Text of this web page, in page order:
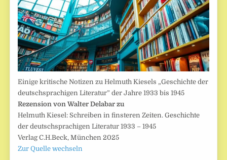
Einige kritische Notizen zu Helmuth Kiesels „Geschichte der
deutschsprachigen Literatur” der Jahre 1933 bis 1945
Rezension von Walter Delabar zu
Helmuth Kiesel: Schreiben in finsteren Zeiten. Geschichte
der deutschsprachigen Literatur 1933 – 1945
Verlag C.H.Beck, München 2025
Zur Quelle wechseln